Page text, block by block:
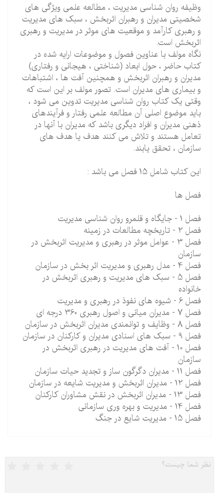
وظیفه روان شناسی مدیریت ، مطالعه علمی ویژگی های
شخصیتی مدیران و رهبران اثربخش ، سبک های مدیریت
و رهبری کارآمد و موقعیت های موثر در مدیریت و رهبری
اثربخش است.
نگاه مولف با عناوین فصول و موضوعات ارایه شده در
کتاب حاضر ، حول ابعاد (شناختی ، هیجانی و رفتاری)
مدیران و رهبران اثربخش و همچنین آفت ها ، اشتباهات
و بیماری های مدیران است. تصور مولف بر این است که
وقتی یک کتاب روان شناسی مدیریت تدوین می شود ،
باید موضوع اصلی آن مطالعه علمی رفتار و فرآیندهای
ذهنی مدیران و افراد دیگری باشد که مدیران با آنها در
تعامل هستند و تلاش می کنند هدف یا هدف های
سازمان ، تحقق یابند.
این کتاب شامل 15 فصل می باشد :
فصل ها
فصل 1 - جایگاه و قلمرو روان شناسی مدیریت
فصل 2 - تاریخچه مطالعات در زمینه
فصل 3 - عوامل موثر در رهبری و مدیریت اثربخش در
سازمان
فصل 4 - مدل رهبری و مدیریت اثر بخش در سازمان
فصل 5 - سبک های مدیریت و رهبری اثربخش در
خانواده
فصل 6 - شیوه های نفوذ در رهبری و مدیریت
فصل 7 - مدیران میانی و اصول رهبری 360 درجه ای
فصل 8 - وظایف و توانمندی مدیران اثربخش در سازمان
فصل 9 - سبک های اسنادی مدیران و کارکنان در سازمان
فصل 10 - آفت های مدیریت در رهبری اثربخش در
سازمان
فصل 11 - مدیران دگرگون ساز و تجدید حیات سازمان
فصل 12 - مدیران اثربخش و مدیریت شایعه در سازمان
فصل 13 - مدیران اثربخش در نقش مشاوران کارکنان
فصل 14 - مدیریت و بهره وری سازمانی
فصل 15 - مدیریت شایع در جنگ